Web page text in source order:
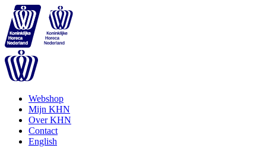
Webshop
Mijn KHN
Over KHN
Contact
English